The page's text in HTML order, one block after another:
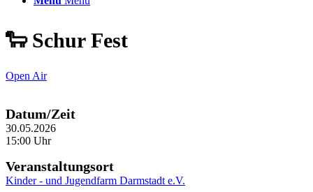
🐑 Schur Fest
Open Air
Datum/Zeit
30.05.2026
15:00 Uhr
Veranstaltungsort
Kinder - und Jugendfarm Darmstadt e.V.